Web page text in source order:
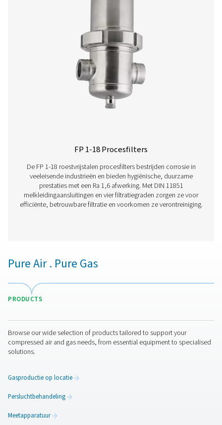
Ultimate 10-2550 Threaded Filters
The Ultimate 10-2550 range combines energy-efficient
with low running costs. Its advanced design ensures
aerosol removal, particle retention, and airflow
meeting ISO 8573-1:2010 standards.
VT 11-15 Actieve-koolstoffilters
De VT 11-15-serie biedt luchtzuivering met een hoge